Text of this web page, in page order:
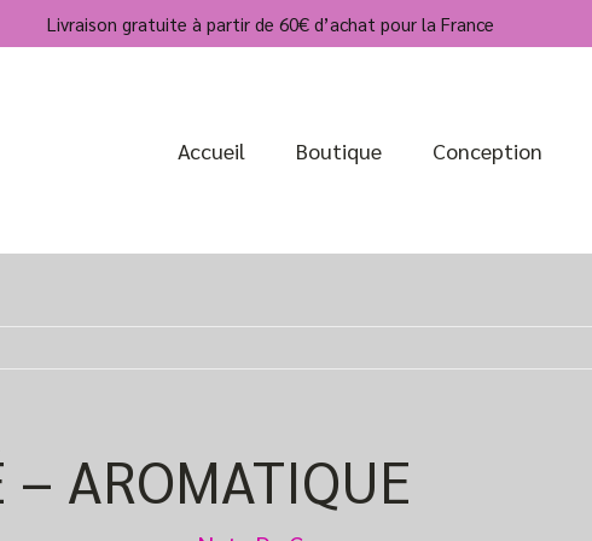
Livraison gratuite à partir de 60€ d’achat pour la France
Accueil Boutique Conception
– AROMATIQUE